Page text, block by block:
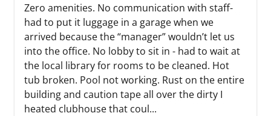
Zero amenities. No communication with staff-
had to put it luggage in a garage when we
arrived because the “manager” wouldn’t let us
into the office. No lobby to sit in - had to wait at
the local library for rooms to be cleaned. Hot
tub broken. Pool not working. Rust on the entire
building and caution tape all over the dirty I
heated clubhouse that coul...